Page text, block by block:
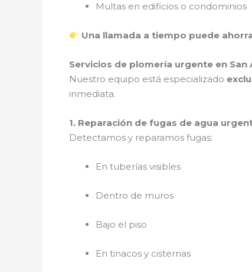
Multas en edificios o condominios
Una llamada a tiempo puede
Servicios de plomería urgente en
Nuestro equipo está especializado
inmediata.
1. Reparación de fugas de agua
Detectamos y reparamos fugas:
En tuberías visibles
Dentro de muros
Bajo el piso
En tinacos y cisternas